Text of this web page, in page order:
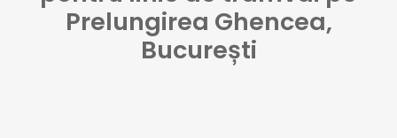
Prelungirea Ghencea,
București